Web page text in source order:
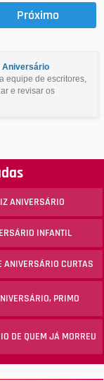
Próximo
Aniversário
equipe de escritores,
e revisar os
ANIVERSÁRIO
INFANTIL
ANIVERSÁRIO CURTAS
PRIMO
DE QUEM JÁ MORREU